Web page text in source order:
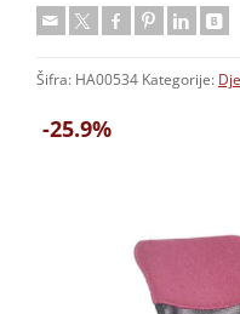
-25.9%
Šifra: HA00534 Kategorije: